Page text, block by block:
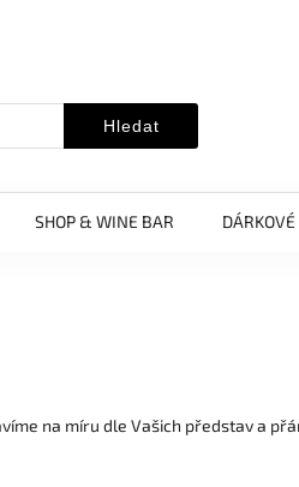
Hledat
SHOP & WINE BAR DÁRKOVÉ
na míru dle Vašich představ a